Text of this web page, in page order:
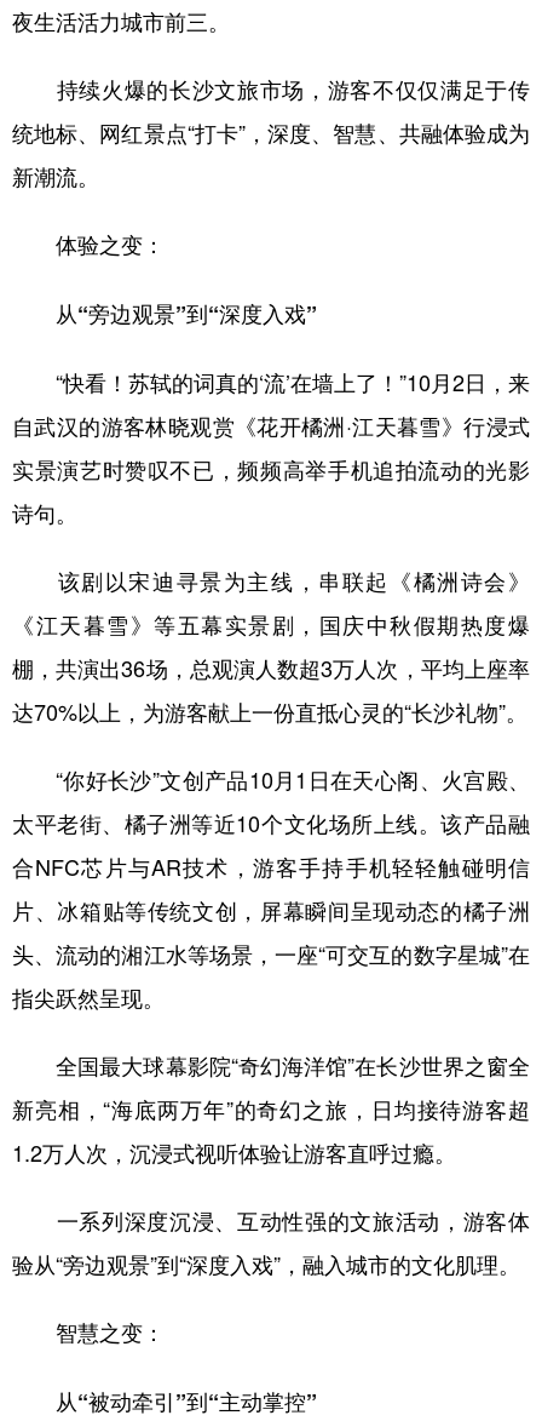
文化产业
地方频道
北京
山东 河南
广东 广西 海南
四川 贵州 云南 西藏
陕西 甘肃 青海 宁夏
多语种频道
English Español Français عربى
Русский язык 日本語 한국어
Deutsch Português
夜生活活力城市前三。
持续火爆的长沙文旅市场，游客不仅仅满足于传
统地标、网红景点“打卡”，深度、智慧、共融体验成为
新潮流。
体验之变：
从“旁边观景”到“深度入戏”
“快看！苏轼的词真的‘流’在墙上了！”10月2日，来
自武汉的游客林晓观赏《花开橘洲·江天暮雪》行浸式
实景演艺时赞叹不已，频频高举手机追拍流动的光影
诗句。
该剧以宋迪寻景为主线，串联起《橘洲诗会》
《江天暮雪》等五幕实景剧，国庆中秋假期热度爆
棚，共演出36场，总观演人数超3万人次，平均上座率
达70%以上，为游客献上一份直抵心灵的“长沙礼物”。
“你好长沙”文创产品10月1日在天心阁、火宫殿、
太平老街、橘子洲等近10个文化场所上线。该产品融
合NFC芯片与AR技术，游客手持手机轻轻触碰明信
片、冰箱贴等传统文创，屏幕瞬间呈现动态的橘子洲
头、流动的湘江水等场景，一座“可交互的数字星城”在
指尖跃然呈现。
全国最大球幕影院“奇幻海洋馆”在长沙世界之窗全
新亮相，“海底两万年”的奇幻之旅，日均接待游客超
1.2万人次，沉浸式视听体验让游客直呼过瘾。
一系列深度沉浸、互动性强的文旅活动，游客体
验从“旁边观景”到“深度入戏”，融入城市的文化肌理。
智慧之变：
从“被动牵引”到“主动掌控”